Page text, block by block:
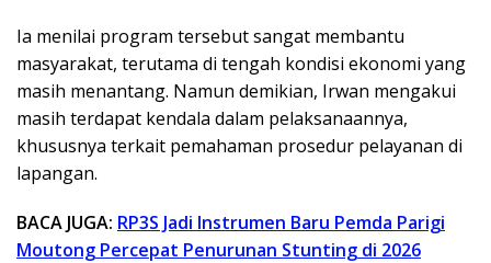
Ia menilai program tersebut sangat membantu
masyarakat, terutama di tengah kondisi ekonomi yang
masih menantang. Namun demikian, Irwan mengakui
masih terdapat kendala dalam pelaksanaannya,
khususnya terkait pemahaman prosedur pelayanan di
lapangan.
BACA JUGA: RP3S Jadi Instrumen Baru Pemda Parigi
Moutong Percepat Penurunan Stunting di 2026